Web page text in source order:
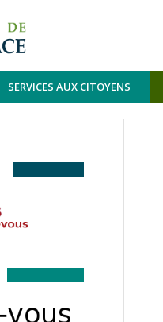
SERVICES AUX CITOYENS